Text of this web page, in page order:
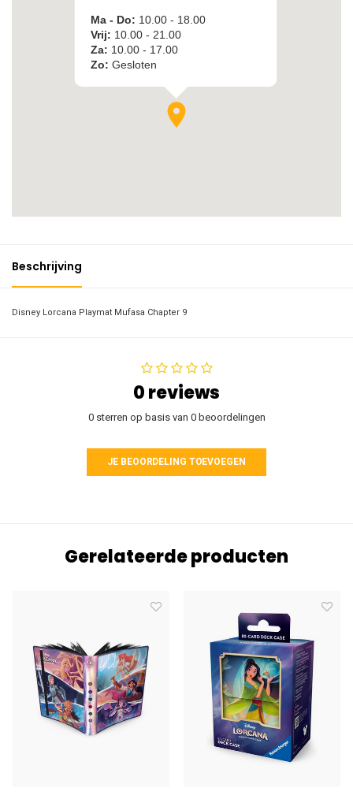
Beschrijving
Disney Lorcana Playmat Mufasa Chapter 9
0 reviews
0 sterren op basis van 0 beoordelingen
JE BEOORDELING TOEVOEGEN
Gerelateerde producten